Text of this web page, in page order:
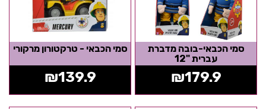
סמי הכבאי-בובה מדברת
עברית "12
₪179.9
סמי הכבאי - טרקטורון מרקורי
₪139.9